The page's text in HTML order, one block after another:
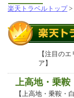
楽天トラベルトップ>
【注目のエ
ア】
上高地・乗鞍
【上高地・乗鞍・